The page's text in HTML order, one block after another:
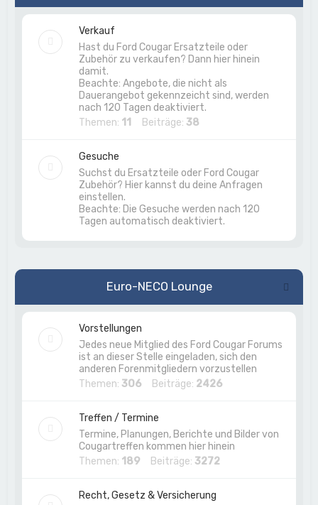
Verkauf
Hast du Ford Cougar Ersatzteile oder
Zubehör zu verkaufen? Dann hier hinein
damit.
Beachte: Angebote, die nicht als
Dauerangebot gekennzeicht sind, werden
nach 120 Tagen deaktiviert.
Themen: 11 Beiträge: 38
Gesuche
Suchst du Ersatzteile oder Ford Cougar
Zubehör? Hier kannst du deine Anfragen
einstellen.
Beachte: Die Gesuche werden nach 120
Tagen automatisch deaktiviert.
Euro-NECO Lounge
Vorstellungen
Jedes neue Mitglied des Ford Cougar Forums
ist an dieser Stelle eingeladen, sich den
anderen Forenmitgliedern vorzustellen
Themen: 306 Beiträge: 2426
Treffen / Termine
Termine, Planungen, Berichte und Bilder von
Cougartreffen kommen hier hinein
Themen: 189 Beiträge: 3272
Recht, Gesetz & Versicherung